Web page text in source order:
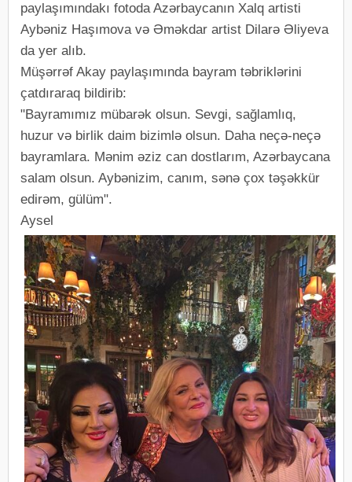
paylaşımındakı fotoda Azərbaycanın Xalq artisti
Aybəniz Haşımova və Əməkdar artist Dilarə Əliyeva
da yer alıb.
Müşərrəf Akay paylaşımında bayram təbriklərini
çatdıraraq bildirib:
"Bayramımız mübarək olsun. Sevgi, sağlamlıq,
huzur və birlik daim bizimlə olsun. Daha neçə-neçə
bayramlara. Mənim əziz can dostlarım, Azərbaycana
salam olsun. Aybənizim, canım, sənə çox təşəkkür
edirəm, gülüm".
Aysel